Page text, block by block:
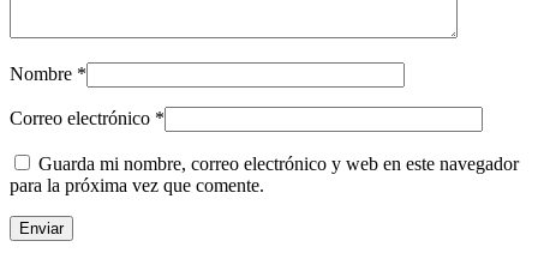
Nombre *
Correo electrónico *
Guarda mi nombre, correo electrónico y web en este navegador
para la próxima vez que comente.